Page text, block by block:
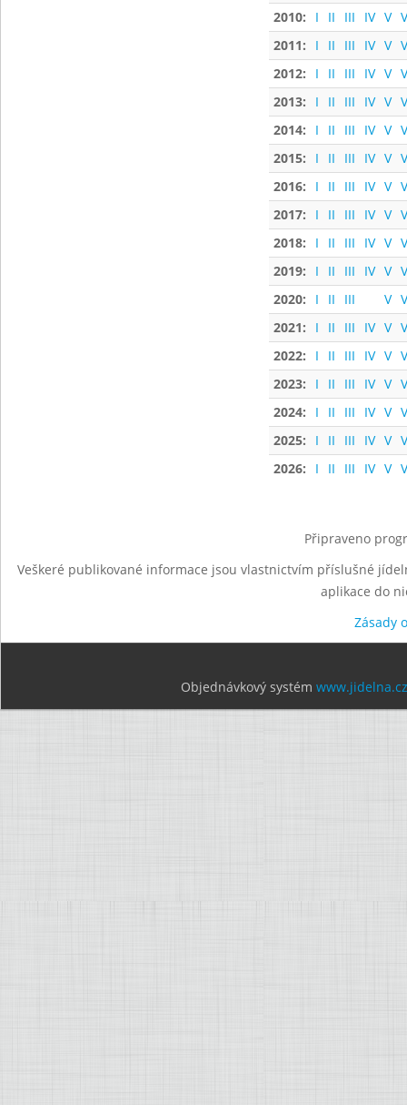
2010:
I II III IV V
2011:
I II III IV V
2012:
I II III IV V
2013:
I II III IV V
2014:
I II III IV V
2015:
I II III IV V
2016:
I II III IV V
2017:
I II III IV V
2018:
I II III IV V
2019:
I II III IV V
2020:
I II III V
2021:
I II III IV V
2022:
I II III IV V
2023:
I II III IV V
2024:
I II III IV V
2025:
I II III IV V
2026:
I II III IV V
Připraveno
Veškeré publikované informace jsou vlastnictvím příslušné
aplikace do
Zásady
Objednávkový systém www.jidelna.cz